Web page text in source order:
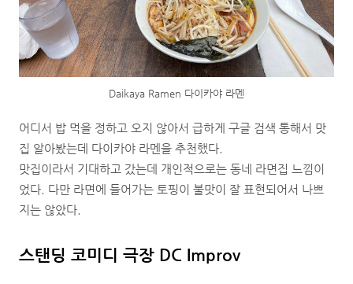
Daikaya Ramen 다이카야 라멘
어디서 밥 먹을 정하고 오지 않아서 급하게 구글 검색 통해서 맛
집 알아봤는데 다이카야 라멘을 추천했다.
맛집이라서 기대하고 갔는데 개인적으로는 동네 라면집 느낌이
었다. 다만 라면에 들어가는 토핑이 불맛이 잘 표현되어서 나쁘
지는 않았다.
스탠딩 코미디 극장 DC Improv